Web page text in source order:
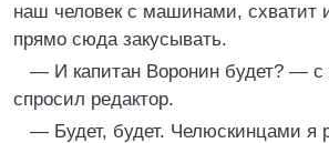
наш человек с машинами, схватит
прямо сюда закусывать.
— И капитан Воронин будет? — с
спросил редактор.
— Будет, будет. Челюскинцами я